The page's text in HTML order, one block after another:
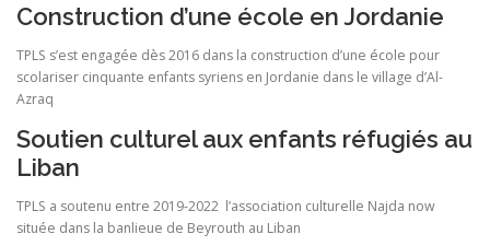
Construction d’une école en Jordanie
TPLS s’est engagée dès 2016 dans la construction d’une école pour
scolariser cinquante enfants syriens en Jordanie dans le village d’Al-
Azraq
Soutien culturel aux enfants réfugiés au
Liban
TPLS a soutenu entre 2019-2022 l’association culturelle Najda now
située dans la banlieue de Beyrouth au Liban